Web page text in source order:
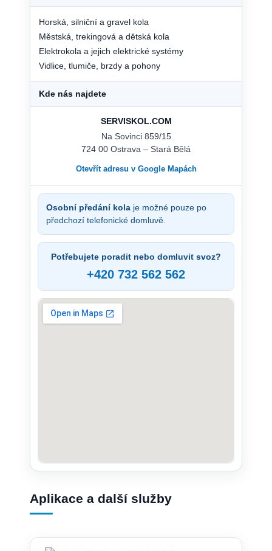
Horská, silniční a gravel kola
Městská, trekingová a dětská kola
Elektrokola a jejich elektrické systémy
Vidlice, tlumiče, brzdy a pohony
Kde nás najdete
SERVISKOL.COM
Na Sovinci 859/15
724 00 Ostrava – Stará Bělá
Otevřít adresu v Google Mapách
Osobní předání kola je možné pouze po
předchozí telefonické domluvě.
Potřebujete poradit nebo domluvit svoz?
+420 732 562 562
Aplikace a další služby